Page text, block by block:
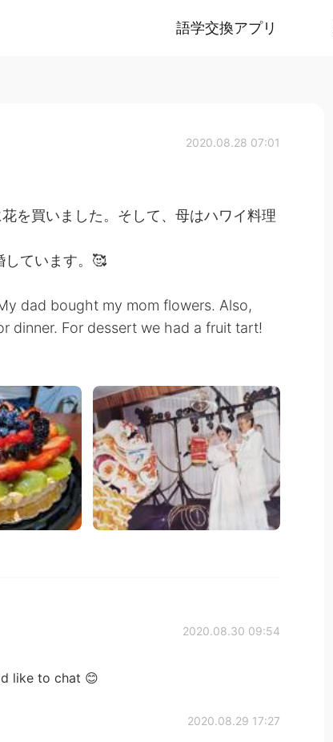
語学交換アプリ
2020.08.28 07:01
を買いました。そして、母はハワイ料理
ています。🥰
dad bought my mom flowers. Also,
dinner. For dessert we had a fruit tart!
2020.08.30 09:54
like to chat 😊
2020.08.29 17:27